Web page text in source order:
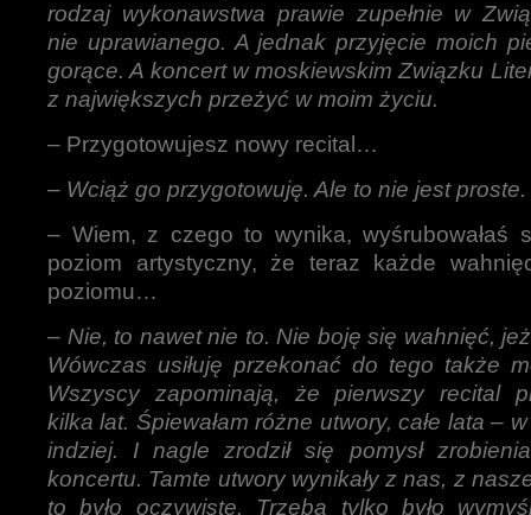
rodzaj wykonawstwa prawie zupełnie w
nie uprawianego. A jednak przyjęcie moich
gorące. A koncert w moskiewskim Związku
z największych przeżyć w moim życiu.
– Przygotowujesz nowy recital…
– Wciąż go przygotowuję. Ale to nie jest proste.
– Wiem, z czego to wynika, wyśrubowałaś
poziom artystyczny, że teraz każde
poziomu…
– Nie, to nawet nie to. Nie boję się wahnięć,
Wówczas usiłuję przekonać do tego także
Wszyscy zapominają, że pierwszy recital
kilka lat. Śpiewałam różne utwory, całe lata –
indziej. I nagle zrodził się pomysł
koncertu. Tamte utwory wynikały z nas, z
to było oczywiste. Trzeba tylko było